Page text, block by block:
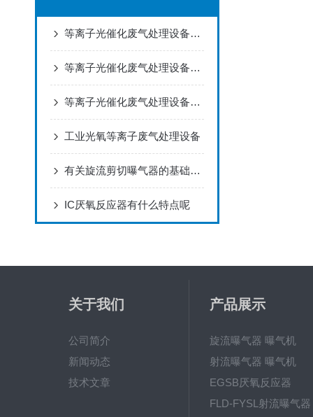
等离子光催化废气处理设备的维护保养方法有哪些？
等离子光催化废气处理设备具有广阔的应用前景
等离子光催化废气处理设备是用于进行废气处理的设备
工业光氧等离子废气处理设备
有关旋流剪切曝气器的基础知识点分享
IC厌氧反应器有什么特点呢
关于我们
公司简介
新闻动态
技术文章
产品展示
旋流曝气器 曝气机
射流曝气器 曝气机
EGSB厌氧反应器
FLD-FYSL射流曝气器